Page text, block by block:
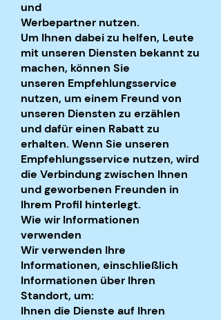
und
Werbepartner nutzen.
Um Ihnen dabei zu helfen, Leute
mit unseren Diensten bekannt zu
machen, können Sie
unseren Empfehlungsservice
nutzen, um einem Freund von
unseren Diensten zu erzählen
und dafür einen Rabatt zu
erhalten. Wenn Sie unseren
Empfehlungsservice nutzen, wird
die Verbindung zwischen Ihnen
und geworbenen Freunden in
Ihrem Profil hinterlegt.
Wie wir Informationen
verwenden
Wir verwenden Ihre
Informationen, einschließlich
Informationen über Ihren
Standort, um:
Ihnen die Dienste auf Ihren